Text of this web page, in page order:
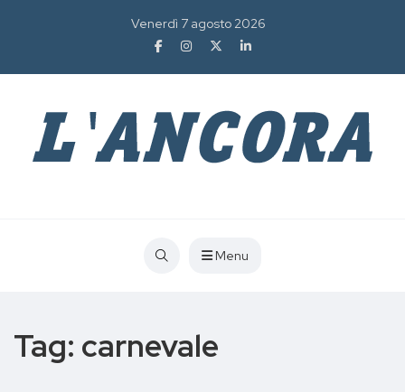
Venerdì 7 agosto 2026
Menu
Tag: carnevale